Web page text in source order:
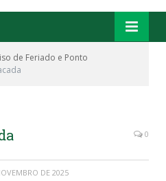
de Feriado e Ponto
0
DE 2025